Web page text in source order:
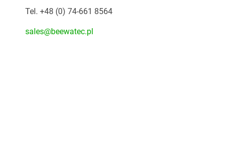
Tel. +48 (0) 74-661 8564
sales@beewatec.pl